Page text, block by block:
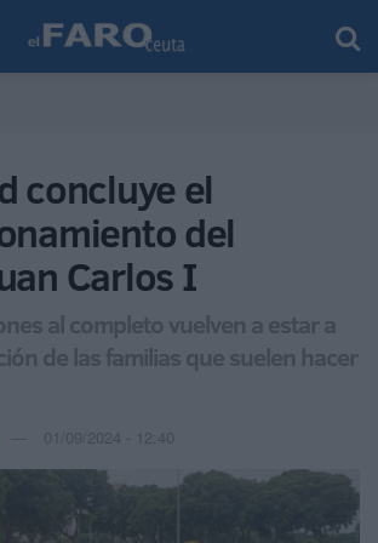
concluye el
del
Carlos I
al completo vuelven a estar a
de las familias que suelen hacer
01/09/2024 - 12:40